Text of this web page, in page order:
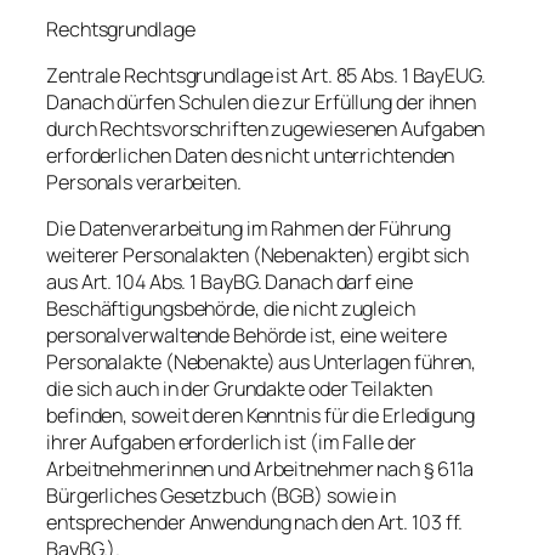
Rechtsgrundlage
Zentrale Rechtsgrundlage ist Art. 85 Abs. 1 BayEUG.
Danach dürfen Schulen die zur Erfüllung der ihnen
durch Rechtsvorschriften zugewiesenen Aufgaben
erforderlichen Daten des nicht unterrichtenden
Personals verarbeiten.
Die Datenverarbeitung im Rahmen der Führung
weiterer Personalakten (Nebenakten) ergibt sich
aus Art. 104 Abs. 1 BayBG. Danach darf eine
Beschäftigungsbehörde, die nicht zugleich
personalverwaltende Behörde ist, eine weitere
Personalakte (Nebenakte) aus Unterlagen führen,
die sich auch in der Grundakte oder Teilakten
befinden, soweit deren Kenntnis für die Erledigung
ihrer Aufgaben erforderlich ist (im Falle der
Arbeitnehmerinnen und Arbeitnehmer nach § 611a
Bürgerliches Gesetzbuch (BGB) sowie in
entsprechender Anwendung nach den Art. 103 ff.
BayBG.).